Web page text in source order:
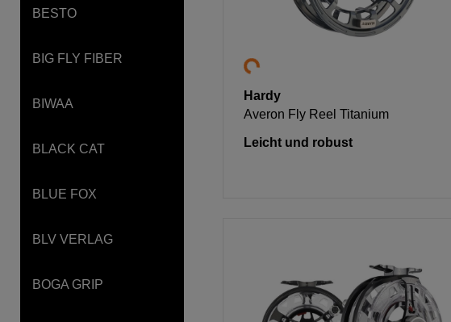
BESTO
BIG FLY FIBER
BIWAA
BLACK CAT
BLUE FOX
BLV VERLAG
BOGA GRIP
Hardy
Averon Fly Reel Titanium
Leicht und robust